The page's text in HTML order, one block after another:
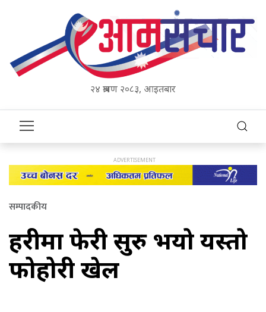
२४ श्रावण २०८३, आइतबार
सम्पादकीय
प्रहरीमा फेरी सुरु भयो यस्तो
फोहोरी खेल